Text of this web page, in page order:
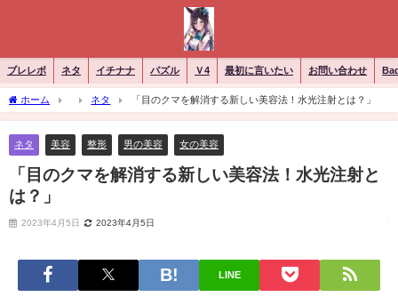
ブレレボ ネタ イチナナ パズル Ｖ4 最初に言いたい お問い合わせ
ホーム ネタ 「目のクマを解消する新しい美容法！水光注射とは？」
ネタ 美容 整形 男の美容 女の美容
「目のクマを解消する新しい美容法！水光注射と
は？」
2023年4月5日 2023年4月5日
LINE